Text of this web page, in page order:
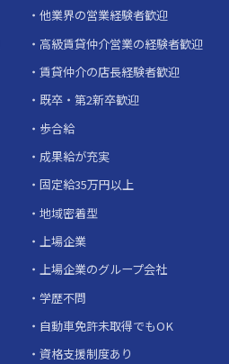
他業界の営業経験者歓迎
高級賃貸仲介営業の経験者歓迎
賃貸仲介の店長経験者歓迎
既卒・第2新卒歓迎
歩合給
成果給が充実
固定給35万円以上
地域密着型
上場企業
上場企業のグループ会社
学歴不問
自動車免許未取得でもOK
資格支援制度あり